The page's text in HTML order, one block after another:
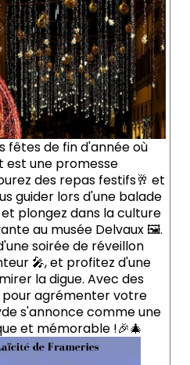
fêtes de fin d'année où
est une promesse
des repas festifs🥂 et
guider lors d'une balade
plongez dans la culture
au musée Delvaux 🖼️.
soirée de réveillon
🎤, et profitez d'une
la digue. Avec des
pour agrémenter votre
s'annonce comme une
et mémorable !🎉🎄